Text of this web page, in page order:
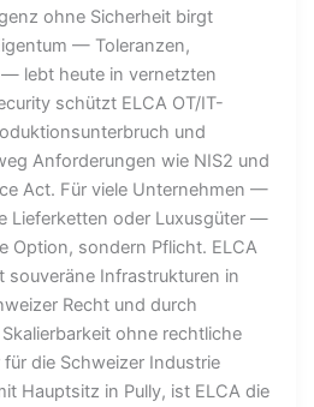
ohne Sicherheit birgt
— Toleranzen,
lebt heute in vernetzten
schützt ELCA OT/IT-
und
Anforderungen wie NIS2 und
Act. Für viele Unternehmen —
Lieferketten oder Luxusgüter —
Option, sondern Pflicht. ELCA
souveräne Infrastrukturen in
Recht und durch
ohne rechtliche
die Schweizer Industrie
Hauptsitz in Pully, ist ELCA die